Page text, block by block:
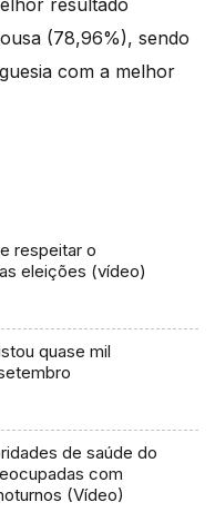
resultado
(78,96%), sendo
com a melhor
respeitar o
eleições (vídeo)
quase mil
de saúde do
com
(Vídeo)